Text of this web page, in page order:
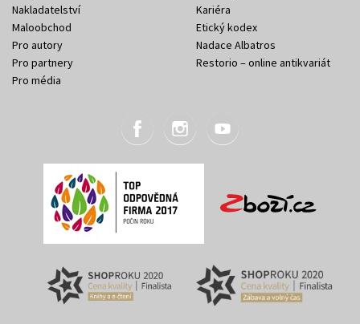
Nakladatelství
Maloobchod
Pro autory
Pro partnery
Pro média
Kariéra
Etický kodex
Nadace Albatros
Restorio – online antikvariát